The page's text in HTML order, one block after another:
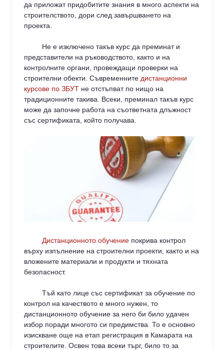
да приложат придобитите знания в много аспекти на
строителството, дори след завършването на
проекта.
Не е изключено такъв курс да преминат и
представители на ръководството, както и на
контролните органи, провеждащи проверки на
строителни обекти. Съвременните дистанционни
курсове по ЗБУТ не отстъпват по нищо на
традиционните такива. Всеки, преминал такъв курс
може да започне работа на съответната длъжност
със сертификата, който получава.
Дистанционното обучение покрива контрол
върху изпълнение на строителни проекти, както и на
вложените материали и продукти и тяхната
безопасност.
Тъй като лице със сертификат за обучение по
контрол на качеството е много нужен, то
дистанционното обучение за него би било удачен
избор поради многото си предимства. То е основно
изискване още на етап регистрация в Камарата на
строителите. Освен това всеки търг, било то за